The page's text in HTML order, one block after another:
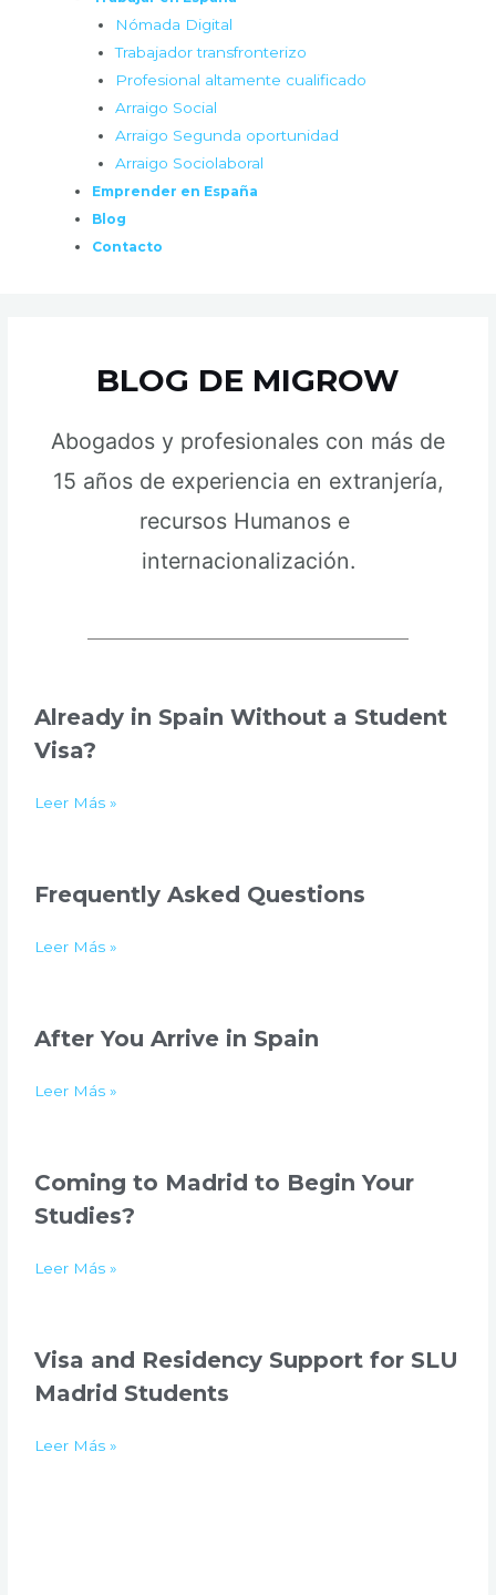
Nómada Digital
Trabajador transfronterizo
Profesional altamente cualificado
Arraigo Social
Arraigo Segunda oportunidad
Arraigo Sociolaboral
Emprender en España
Blog
Contacto
BLOG DE MIGROW
Abogados y profesionales con más de
15 años de experiencia en extranjería,
recursos Humanos e
internacionalización.
Already in Spain Without a Student
Visa?
Leer Más »
Frequently Asked Questions
Leer Más »
After You Arrive in Spain
Leer Más »
Coming to Madrid to Begin Your
Studies?
Leer Más »
Visa and Residency Support for SLU
Madrid Students
Leer Más »
á
á
á
á
á